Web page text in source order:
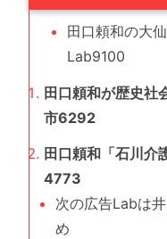
田口頼和の大
Lab9100
田口頼和が歴史社
市6292
田口頼和「石川介
4773
次の広告Labは
め